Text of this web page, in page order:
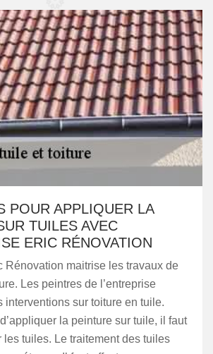
POUR APPLIQUER LA
TUILES AVEC
ERIC RÉNOVATION
Rénovation maitrise les travaux de
Les peintres de l’entreprise
interventions sur toiture en tuile.
la peinture sur tuile, il faut
les tuiles. Le traitement des tuiles